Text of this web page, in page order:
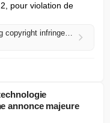
pour violation de
OpenAI's Sora 2 must stop allowing copyright infringement, Motion Picture Association says
annonce majeure